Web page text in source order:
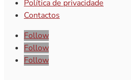
Política de privacidade
Contactos
Follow
Follow
Follow